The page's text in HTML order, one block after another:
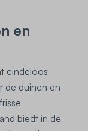
en
eindeloos
de duinen en
biedt in de